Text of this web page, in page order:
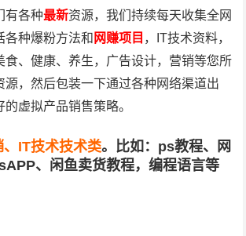
有各种最新资源，我们持续每天收集全网
各种爆粉方法和 网赚项目 ，IT技术资料，
食、健康、养生，广告设计，营销等您所
源，然后包装一下通过各种网络渠道出
虚拟产品销售策略。
、IT技术技术类。
比如：ps教程、网
、闲鱼卖货教程，编程语言等